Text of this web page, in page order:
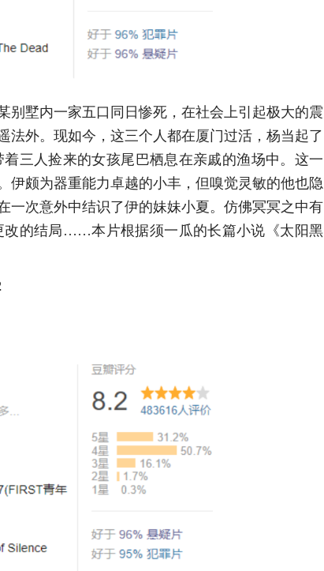
别墅内一家五口同日惨死，在社会上引起极大的震
法外。现如今，这三个人都在厦门过活，杨当起了
三人捡来的女孩尾巴栖息在亲戚的渔场中。这一
伊颇为器重能力卓越的小丰，但嗅觉灵敏的他也隐
一次意外中结识了伊的妹妹小夏。仿佛冥冥之中有
改的结局……本片根据须一瓜的长篇小说《太阳黑